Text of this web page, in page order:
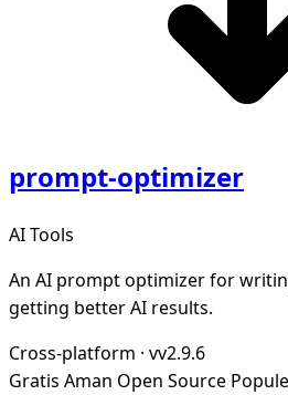
prompt-optimizer
AI Tools
An AI prompt optimizer for
getting better AI results.
Cross-platform · vv2.9.6
Gratis Aman Open Source